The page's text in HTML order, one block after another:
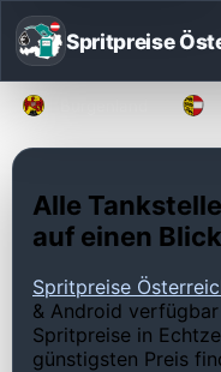
Spritpreise
Alle
auf einen Blick
Spritpreise
& Android
Spritpreise in
günstigsten Preis